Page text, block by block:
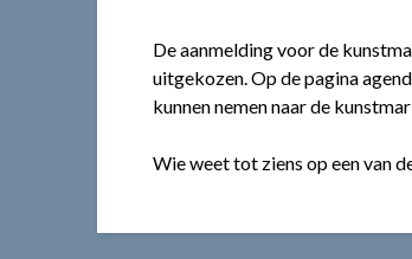
De aanmelding voor de
uitgekozen. Op de pagina
kunnen nemen naar de
Wie weet tot ziens op een van